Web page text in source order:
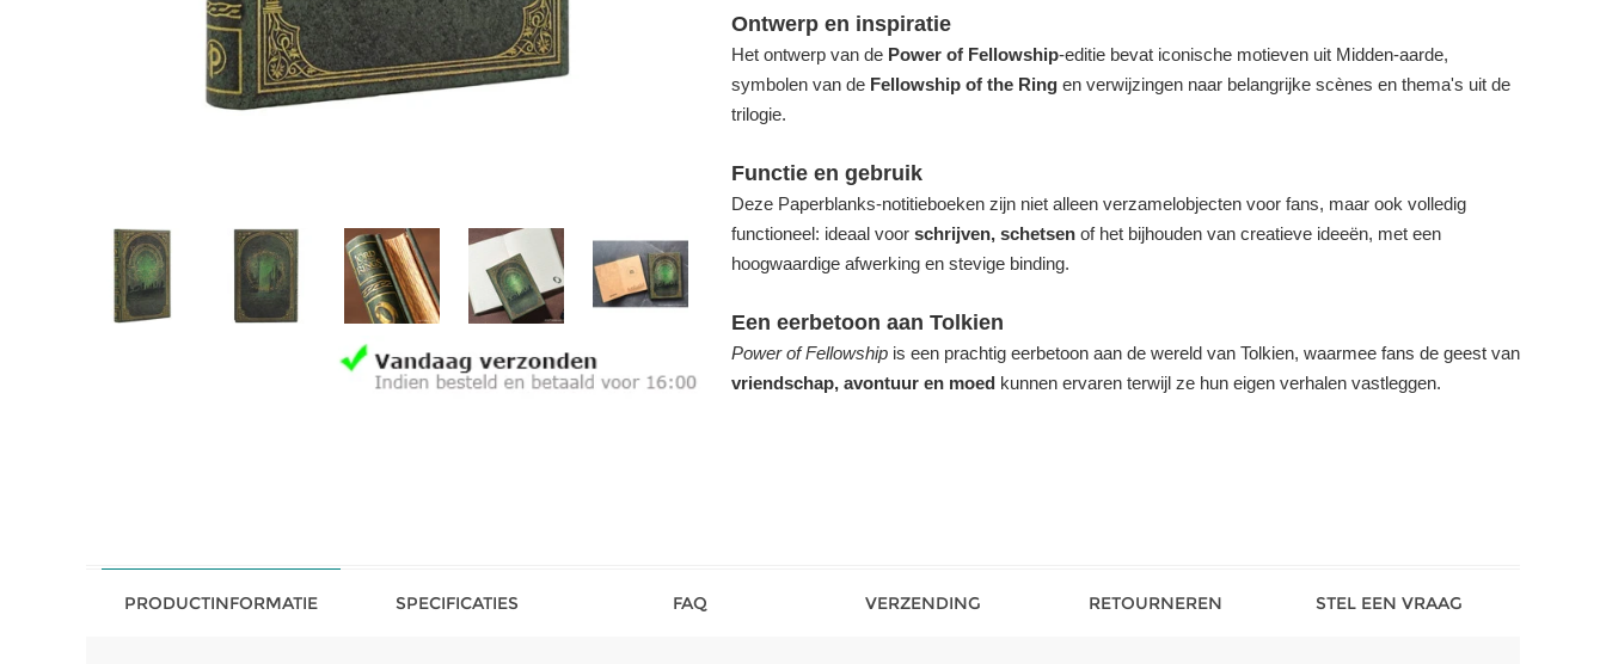
Ontwerp en inspiratie
Het ontwerp van de Power of Fellowship-editie bevat iconische motieven uit Midden-aarde,
symbolen van de Fellowship of the Ring en verwijzingen naar belangrijke scènes en thema's uit de
trilogie.
Functie en gebruik
Deze Paperblanks-notitieboeken zijn niet alleen verzamelobjecten voor fans, maar ook volledig
functioneel: ideaal voor schrijven, schetsen of het bijhouden van creatieve ideeën, met een
hoogwaardige afwerking en stevige binding.
Een eerbetoon aan Tolkien
Power of Fellowship is een prachtig eerbetoon aan de wereld van Tolkien, waarmee fans de geest van
vriendschap, avontuur en moed kunnen ervaren terwijl ze hun eigen verhalen vastleggen.
PRODUCTINFORMATIE SPECIFICATIES FAQ VERZENDING RETOURNEREN STEL EEN VRAAG